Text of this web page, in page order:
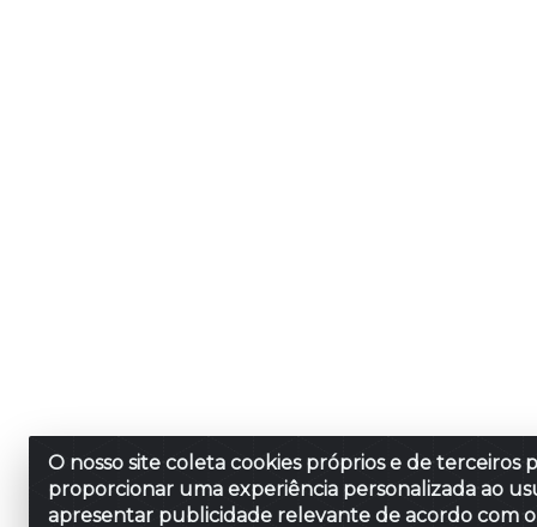
O nosso site coleta cookies próprios e de terceiros
proporcionar uma experiência personalizada ao
apresentar publicidade relevante de acordo com